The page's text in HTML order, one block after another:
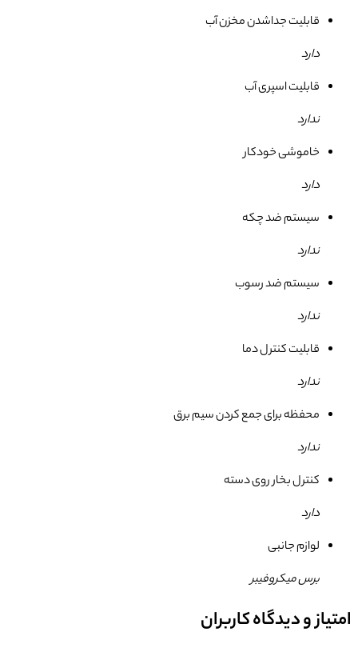
قابلیت جداشدن مخزن آب
دارد
قابلیت اسپری آب
ندارد
خاموشی خودکار
دارد
سیستم ضد چکه
ندارد
سیستم ضد رسوب
ندارد
قابلیت کنترل دما
ندارد
محفظه برای جمع كردن سیم برق
ندارد
کنترل بخار روی دسته
دارد
لوازم جانبی
برس میکروفیبر
امتیاز و دیدگاه کاربران